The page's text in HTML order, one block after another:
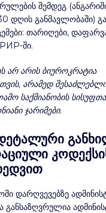
შემდეგ
დღის განმავლობაში)
თარიღები,
ში.
არ არის ბიუროკრატია
არამედ
საქმიანობის
ჯარიმები.
დარღვევებზე
განსაზღვრულია